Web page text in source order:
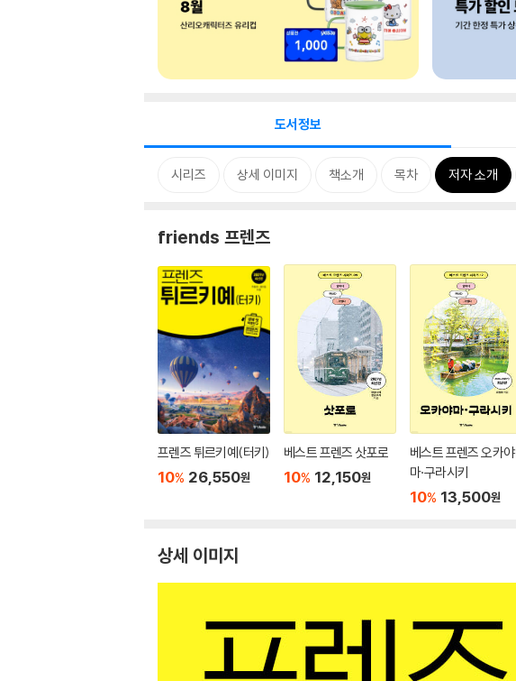
도서정보
시리즈 상세 이미지 책소개 목차 저자 소개
friends 프렌즈
프렌즈 튀르키예(터키)
10% 26,550원
베스트 프렌즈 삿포로
10% 12,150원
베스트 프렌즈 오카야
마·구라시키
10% 13,500원
상세 이미지